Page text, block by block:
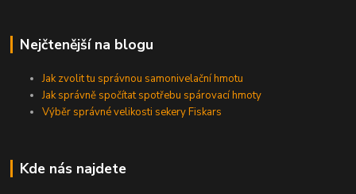
Nejčtenější na blogu
Jak zvolit tu správnou samonivelační hmotu
Jak správně spočítat spotřebu spárovací hmoty
Výběr správné velikosti sekery Fiskars
Kde nás najdete